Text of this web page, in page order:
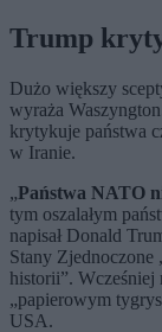
Trump
Dużo większy
wyraża
krytykuje państwa
w Iranie.
„Państwa NATO
tym oszalałym
napisał Donald
Stany Zjednoczone
historii”. Wcześniej
„papierowym
USA.